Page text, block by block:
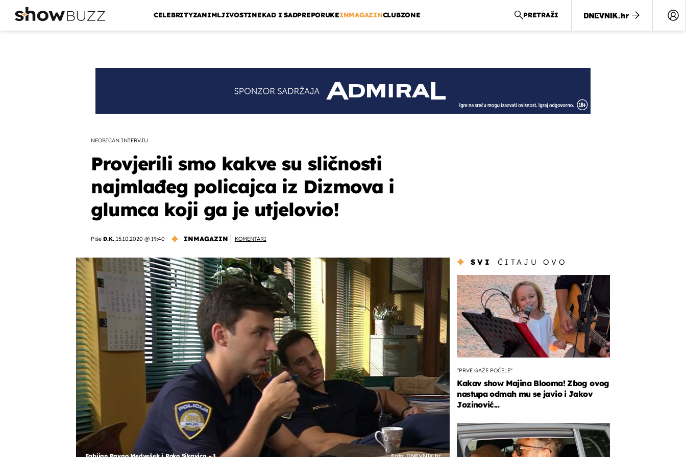
CELEBRITYZANIMLJIVOSTINEKAD I SADPREPORUKEINMAGAZINCLUBZONE PRETRAŽI
NEOBIČAN INTERVJU
Provjerili smo kakve su sličnosti
najmlađeg policajca iz Dizmova i
glumca koji ga je utjelovio!
Piše D.K.,15.10.2020 @ 19:40 INMAGAZIN KOMENTARI
SVI ČITAJU OVO
"PRVE GAŽE POČELE"
Kakav show Majina Blooma! Zbog ovog
nastupa odmah mu se javio i Jakov
Jozinović...